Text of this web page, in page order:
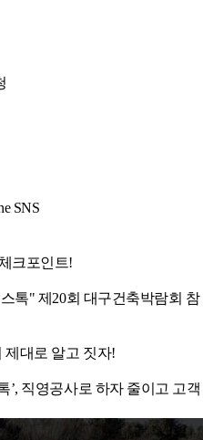
SNS
크포인트!
톡" 제20회 대구건축박람회 참
제대로 알고 짓자!
’, 직영공사로 하자 줄이고 고객